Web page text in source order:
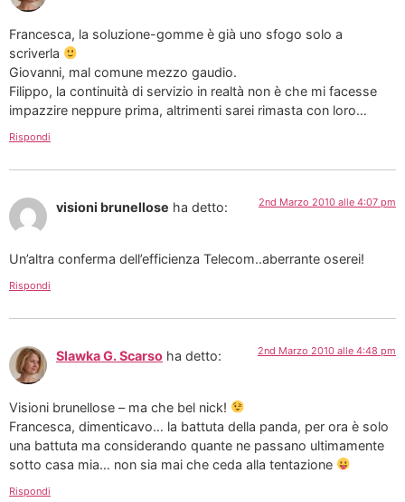
Francesca, la soluzione-gomme è già uno sfogo solo a
scriverla
Giovanni, mal comune mezzo gaudio.
Filippo, la continuità di servizio in realtà non è che mi facesse
impazzire neppure prima, altrimenti sarei rimasta con loro…
Rispondi
visioni brunellose ha detto: 2nd Marzo 2010 alle 4:07 pm
Un’altra conferma dell’efficienza Telecom..aberrante oserei!
Rispondi
Slawka G. Scarso ha detto: 2nd Marzo 2010 alle 4:48 pm
Visioni brunellose – ma che bel nick!
Francesca, dimenticavo… la battuta della panda, per ora è solo
una battuta ma considerando quante ne passano ultimamente
sotto casa mia… non sia mai che ceda alla tentazione
Rispondi